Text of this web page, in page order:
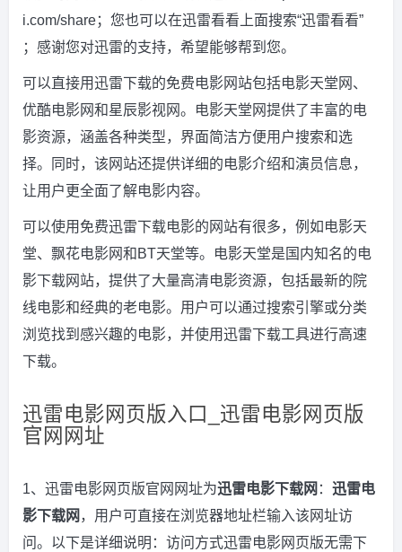
i.com/share；您也可以在迅雷看看上面搜索“迅雷看看”
；感谢您对迅雷的支持，希望能够帮到您。
可以直接用迅雷下载的免费电影网站包括电影天堂网、
优酷电影网和星辰影视网。电影天堂网提供了丰富的电
影资源，涵盖各种类型，界面简洁方便用户搜索和选
择。同时，该网站还提供详细的电影介绍和演员信息，
让用户更全面了解电影内容。
可以使用免费迅雷下载电影的网站有很多，例如电影天
堂、飘花电影网和BT天堂等。电影天堂是国内知名的电
影下载网站，提供了大量高清电影资源，包括最新的院
线电影和经典的老电影。用户可以通过搜索引擎或分类
浏览找到感兴趣的电影，并使用迅雷下载工具进行高速
下载。
迅雷电影网页版入口_迅雷电影网页版
官网网址
1、迅雷电影网页版官网网址为迅雷电影下载网 ： 迅雷电
影下载网 ，用户可直接在浏览器地址栏输入该网址访
问。以下是详细说明：访问方式迅雷电影网页版无需下